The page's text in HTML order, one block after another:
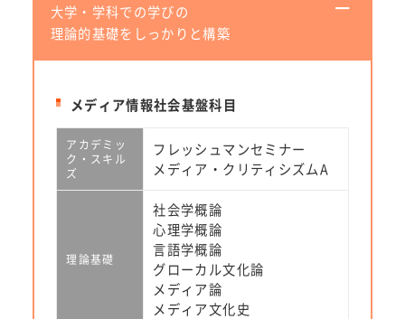
大学・学科での学びの
理論的基礎をしっかりと構築
メディア情報社会基盤科目
アカデミッ
ク・スキル
ズ
フレッシュマンセミナー
メディア・クリティシズムA
理論基礎
社会学概論
心理学概論
言語学概論
グローカル文化論
メディア論
メディア文化史